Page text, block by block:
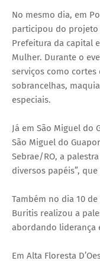
No mesmo dia, em
participou do projeto
Prefeitura da capital
Mulher. Durante o
serviços como cortes
sobrancelhas,
especiais.
Já em São Miguel do
São Miguel do
Sebrae/RO, a
diversos papéis”,
Também no dia 10
Buritis realizou a
abordando liderança
Em Alta Floresta